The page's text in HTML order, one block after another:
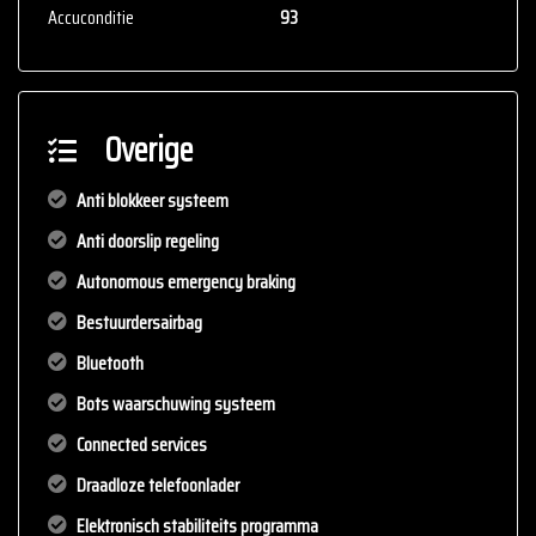
zelf de zaken welke voor jou belangrijk zijn en je beslissing
voor aanvullende vragen.
Accuconditie
93
Overige
Anti blokkeer systeem
Anti doorslip regeling
Autonomous emergency braking
Bestuurdersairbag
Bluetooth
Bots waarschuwing systeem
Connected services
Draadloze telefoonlader
Elektronisch stabiliteits programma